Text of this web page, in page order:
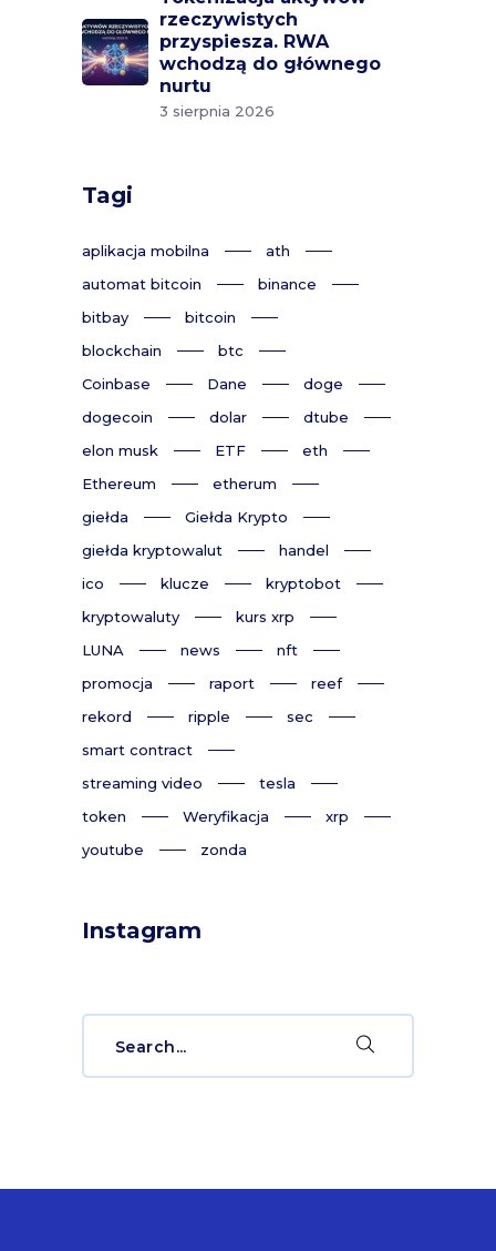
rzeczywistych
przyspiesza. RWA
wchodzą do głównego
nurtu
3 sierpnia 2026
Tagi
aplikacja mobilna
ath
automat bitcoin
binance
bitbay
bitcoin
blockchain
btc
Coinbase
Dane
doge
dogecoin
dolar
dtube
elon musk
ETF
eth
Ethereum
etherum
giełda
Giełda Krypto
giełda kryptowalut
handel
ico
klucze
kryptobot
kryptowaluty
kurs xrp
LUNA
news
nft
promocja
raport
reef
rekord
ripple
sec
smart contract
streaming video
tesla
token
Weryfikacja
xrp
youtube
zonda
Instagram